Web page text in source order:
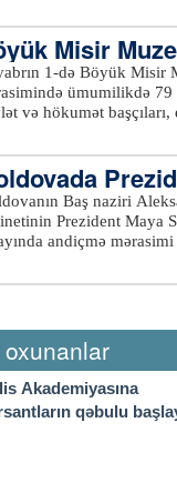
platformalarda,
Dəhliz boyunca
dövriyyəsini ildə 15
ikitərəfli görüşü
Misir
1-də Böyük Misir
ümumilikdə
və hökumət
gətirilib. Açılış
yolboyu dalğalanır.
Misir Muzeyinin
metrə yaxındır.
saxlanılır.
nümayiş olunur.
Baş naziri
Prezident Maya
andiçmə
qoruyanlar daxil
edərək ölkənin
Akademiyasına
qəbulu